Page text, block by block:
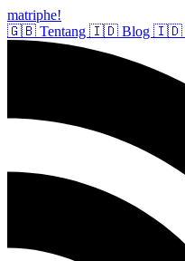
matriphe!
🇬🇧 Tentang 🇮🇩 Blog 🇮🇩